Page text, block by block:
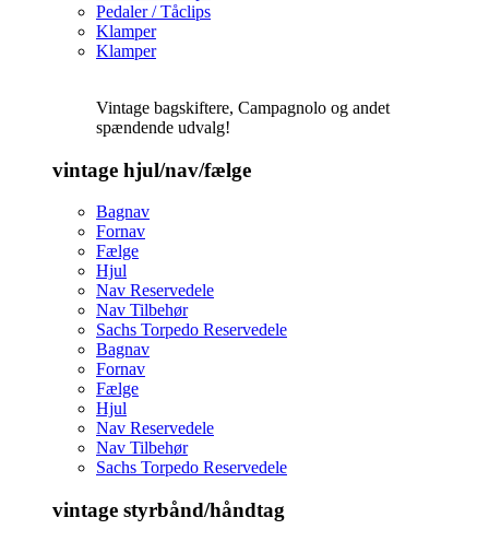
Pedaler / Tåclips
Klamper
Klamper
Vintage bagskiftere, Campagnolo og andet
spændende udvalg!
vintage hjul/nav/fælge
Bagnav
Fornav
Fælge
Hjul
Nav Reservedele
Nav Tilbehør
Sachs Torpedo Reservedele
Bagnav
Fornav
Fælge
Hjul
Nav Reservedele
Nav Tilbehør
Sachs Torpedo Reservedele
vintage styrbånd/håndtag